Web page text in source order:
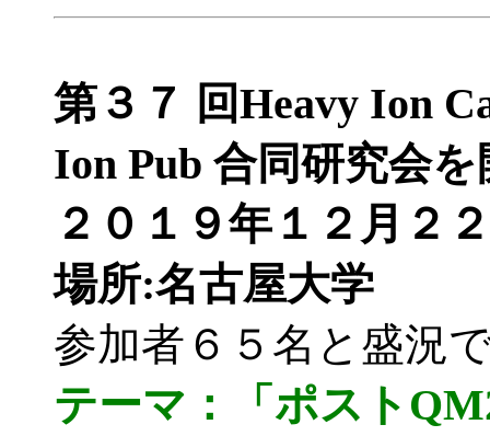
第３７ 回Heavy Ion
Ion Pub 合同研究会
２０１９年１２月２
場所:名古屋大学
参加者６５名と盛況
テーマ：「ポスト